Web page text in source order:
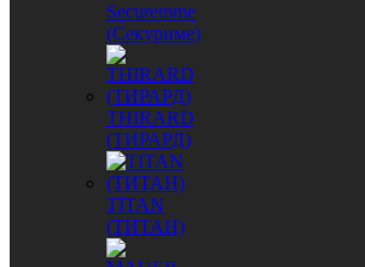
Securemme
(Секуриме)
THIRARD
(ТИРАРД)
TITAN
(ТИТАН)